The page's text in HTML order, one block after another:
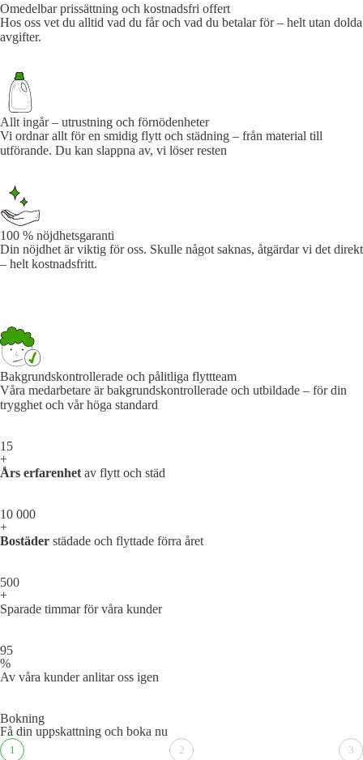
Omedelbar prissättning och kostnadsfri offert
Hos oss vet du alltid vad du får och vad du betalar för – helt utan dolda
avgifter.
Allt ingår – utrustning och förnödenheter
Vi ordnar allt för en smidig flytt och städning – från material till
utförande. Du kan slappna av, vi löser resten
100 % nöjdhetsgaranti
Din nöjdhet är viktig för oss. Skulle något saknas, åtgärdar vi det direkt
– helt kostnadsfritt.
Bakgrundskontrollerade och pålitliga flyttteam
Våra medarbetare är bakgrundskontrollerade och utbildade – för din
trygghet och vår höga standard
15
+
Års erfarenhet av flytt och städ
10 000
+
Bostäder städade och flyttade förra året
500
+
Sparade timmar för våra kunder
95
%
Av våra kunder anlitar oss igen
Bokning
Få din uppskattning och boka nu
1 2 3